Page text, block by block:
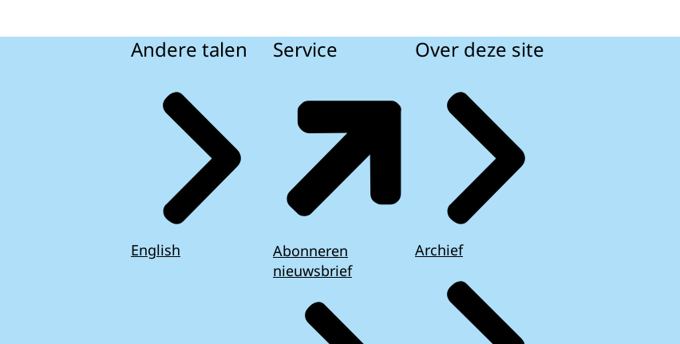
Andere talen
English
Service
Abonneren
nieuwsbrief
Over deze site
Archief